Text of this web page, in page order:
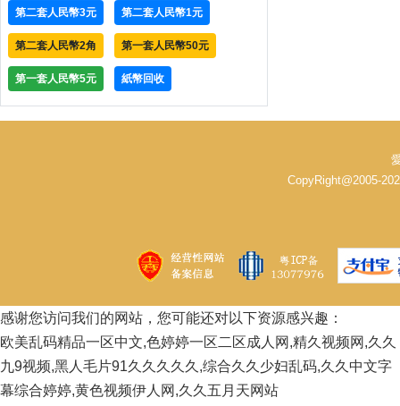
第二套人民幣3元 第二套人民幣1元
第二套人民幣2角 第一套人民幣50元
第一套人民幣5元 紙幣回收
CopyRight@2005-
感谢您访问我们的网站，您可能还对以下资源感兴趣：
欧美乱码精品一区中文,色婷婷一区二区成人网,精久视频网,久久
九9视频,黑人毛片91久久久久久,综合久久少妇乱码,久久中文字
幕综合婷婷,黄色视频伊人网,久久五月天网站